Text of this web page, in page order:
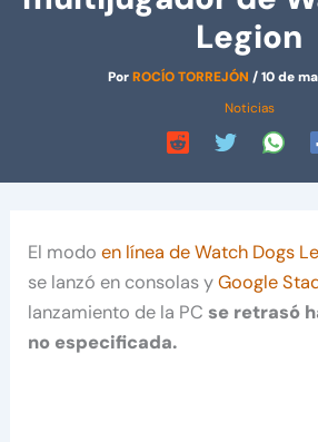
Legion
PorROCÍO TORREJÓN /10 de
Noticias
El modoen línea de Watch Dogs
se lanzó en consolas yGoogle
lanzamiento de la PC se retrasó
no especificada.